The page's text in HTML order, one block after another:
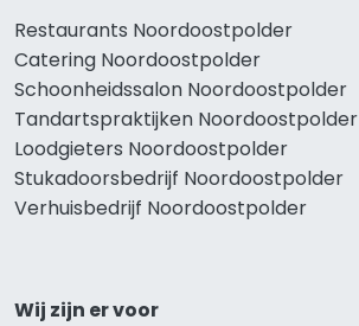
Restaurants Noordoostpolder
Catering Noordoostpolder
Schoonheidssalon Noordoostpolder
Tandartspraktijken Noordoostpolder
Loodgieters Noordoostpolder
Stukadoorsbedrijf Noordoostpolder
Verhuisbedrijf Noordoostpolder
Wij zijn er voor